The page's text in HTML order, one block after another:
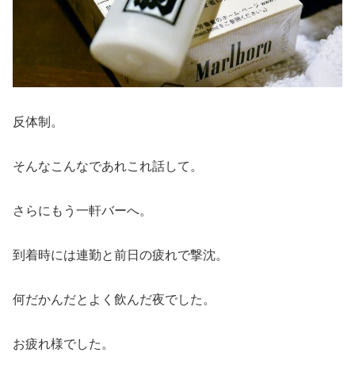
反体制。
そんなこんなであれこれ話して。
さらにもう一軒バーへ。
到着時には連勤と前日の疲れで撃沈。
何だかんだとよく飲んだ夜でした。
お疲れ様でした。